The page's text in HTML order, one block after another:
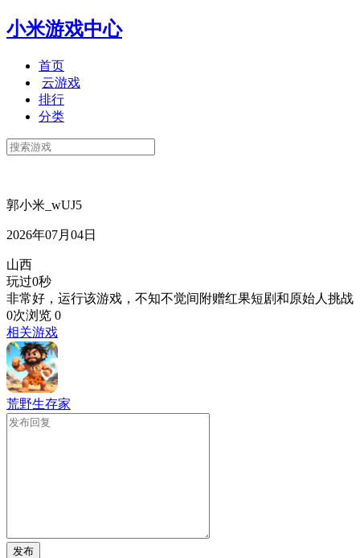
小米游戏中心
首页
云游戏
排行
分类
郭小米_wUJ5
2026年07月04日
山西
玩过0秒
非常好，运行该游戏，不知不觉间附赠红果短剧和原始人挑战
0次浏览 0
相关游戏
荒野生存家
发布